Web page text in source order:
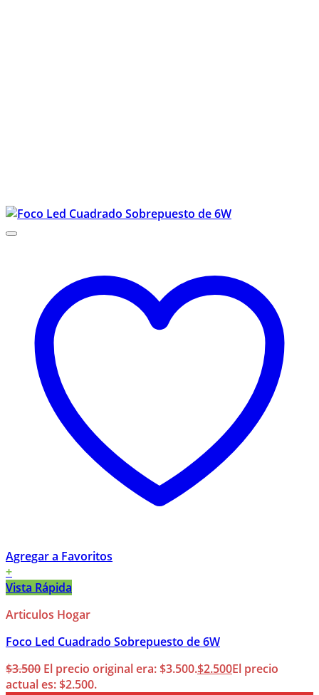
Agregar a Favoritos
+
Vista Rápida
Articulos Hogar
Foco Led Cuadrado Sobrepuesto de 6W
$3.500 El precio original era: $3.500.$2.500El precio
actual es: $2.500.